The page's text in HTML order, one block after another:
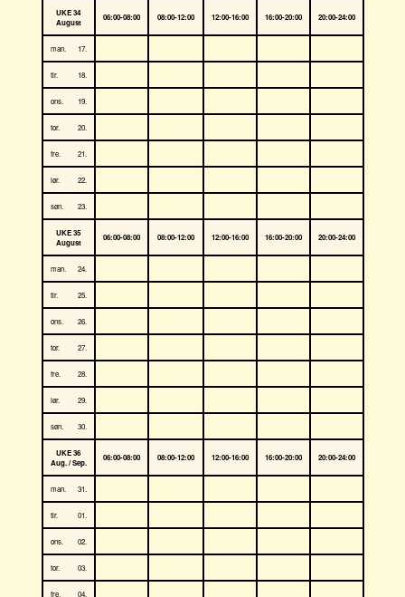
UKE 34
August
06:00-08:00 08:00-12:00 12:00-16:00 16:00-20:00 20:00-24:00
man. 17.
tir. 18.
ons. 19.
tor. 20.
fre. 21.
lør. 22.
søn. 23.
UKE 35
August
06:00-08:00 08:00-12:00 12:00-16:00 16:00-20:00 20:00-24:00
man. 24.
tir. 25.
ons. 26.
tor. 27.
fre. 28.
lør. 29.
søn. 30.
UKE 36
Aug. / Sep.
06:00-08:00 08:00-12:00 12:00-16:00 16:00-20:00 20:00-24:00
man. 31.
tir. 01.
ons. 02.
tor. 03.
fre. 04.